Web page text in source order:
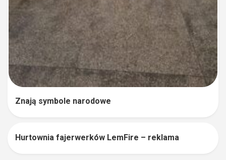
Znają symbole narodowe
Hurtownia fajerwerków LemFire – reklama